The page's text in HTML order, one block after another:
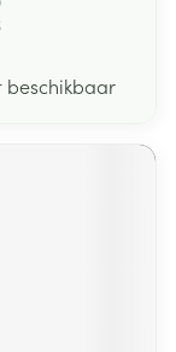
beschikbaar